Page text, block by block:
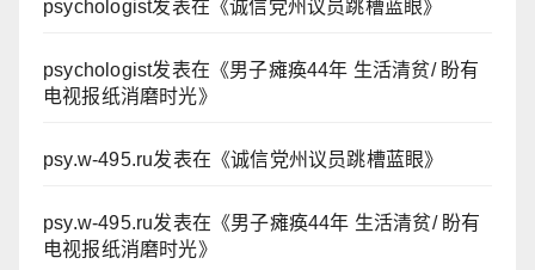
psychologist发表在《诚信党州议员跳槽蓝眼》
psychologist发表在《男子瘫痪44年 生活清贫/ 盼有
电视报纸消磨时光》
psy.w-495.ru发表在《诚信党州议员跳槽蓝眼》
psy.w-495.ru发表在《男子瘫痪44年 生活清贫/ 盼有
电视报纸消磨时光》